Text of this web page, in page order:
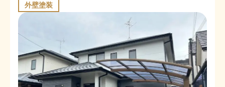
外壁塗装